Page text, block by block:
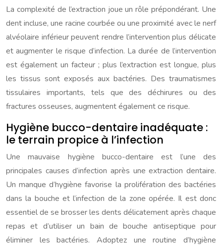
La complexité de l’extraction joue un rôle prépondérant. Une
dent incluse, une racine courbée ou une proximité avec le nerf
alvéolaire inférieur peuvent rendre l’intervention plus délicate
et augmenter le risque d’infection. La durée de l’intervention
est également un facteur ; plus l’extraction est longue, plus
les tissus sont exposés aux bactéries. Des traumatismes
tissulaires importants, tels que des déchirures ou des
fractures osseuses, augmentent également ce risque.
Hygiène bucco-dentaire inadéquate :
le terrain propice à l’infection
Une mauvaise hygiène bucco-dentaire est l’une des
principales causes d’infection après une extraction dentaire.
Un manque d’hygiène favorise la prolifération des bactéries
dans la bouche et l’infection de la zone opérée. Il est donc
essentiel de se brosser les dents délicatement après chaque
repas et d’utiliser un bain de bouche antiseptique pour
éliminer les bactéries. Adoptez une routine d’hygiène